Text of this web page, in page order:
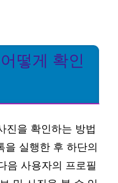
떻게 확인
진을 확인하는 방법
을 실행한 후 하단의
음 사용자의 프로필